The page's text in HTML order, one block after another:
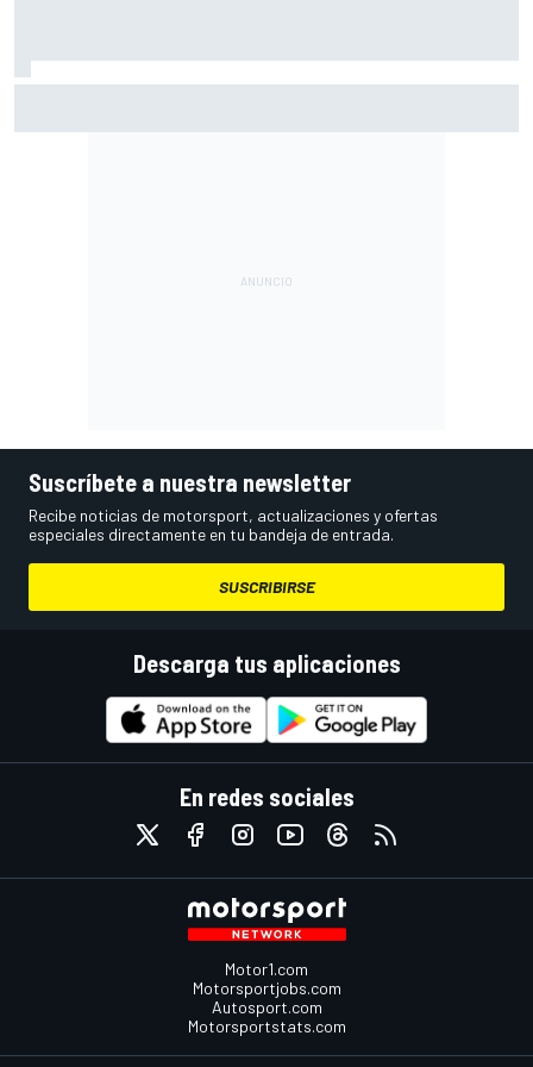
Suscríbete a nuestra newsletter
Recibe noticias de motorsport, actualizaciones y ofertas
especiales directamente en tu bandeja de entrada.
SUSCRIBIRSE
Descarga tus aplicaciones
En redes sociales
Motor1.com
Motorsportjobs.com
Autosport.com
Motorsportstats.com